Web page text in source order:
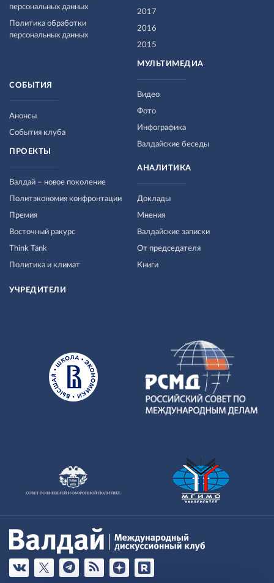
персональных данных
Политика обработки
персональных данных
2017
2016
2015
МУЛЬТИМЕДИА
Видео
Фото
Инфографика
Валдайские беседы
СОБЫТИЯ
Анонсы
События клуба
ПРОЕКТЫ
Валдай – новое поколение
Политэкономия конфронтации
Премия
Восточный ракурс
Think Tank
Политика и климат
АНАЛИТИКА
Доклады
Мнения
Валдайские записки
От председателя
Книги
УЧРЕДИТЕЛИ